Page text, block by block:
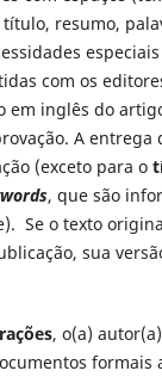
resumo,
com os
em inglês do
A entrega
(exceto para o
, que são
Se o texto
sua
, o(a)
formais